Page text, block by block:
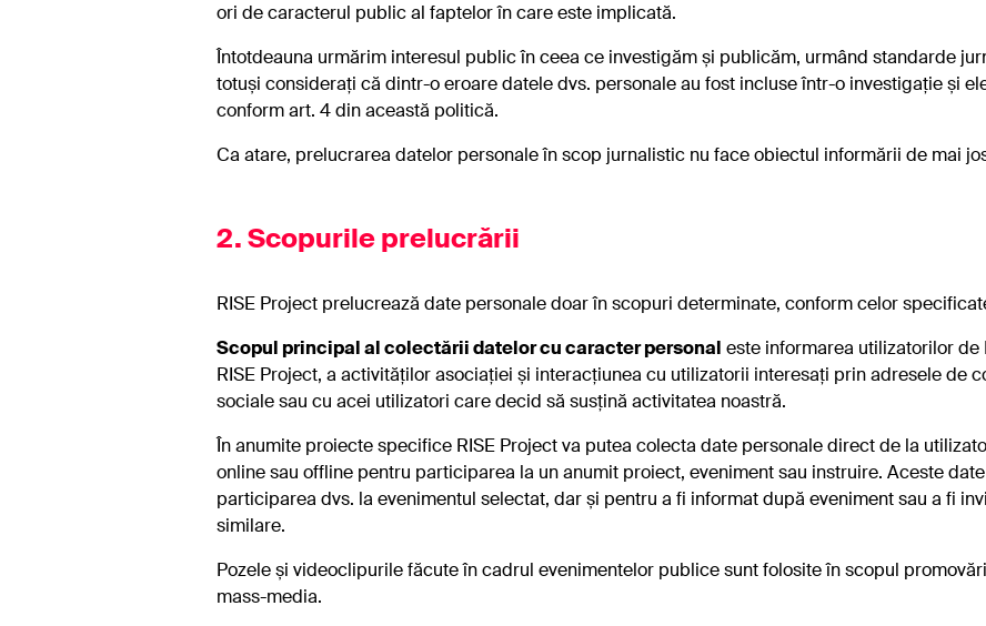
ori de caracterul public al faptelor în care este implicată.
Întotdeauna urmărim interesul public în ceea ce investigăm și publicăm, urmând standarde
totuși considerați că dintr-o eroare datele dvs. personale au fost incluse într-o investigație și
conform art. 4 din această politică.
Ca atare, prelucrarea datelor personale în scop jurnalistic nu face obiectul informării de mai
2. Scopurile prelucrării
RISE Project prelucrează date personale doar în scopuri determinate, conform celor
Scopul principal al colectării datelor cu caracter personal este informarea utilizatorilor
RISE Project, a activităților asociației și interacțiunea cu utilizatorii interesați prin adresele de
sociale sau cu acei utilizatori care decid să susțină activitatea noastră.
În anumite proiecte specifice RISE Project va putea colecta date personale direct de la
online sau offline pentru participarea la un anumit proiect, eveniment sau instruire. Aceste
participarea dvs. la evenimentul selectat, dar și pentru a fi informat după eveniment sau a fi
similare.
Pozele și videoclipurile făcute în cadrul evenimentelor publice sunt folosite în scopul
mass-media.